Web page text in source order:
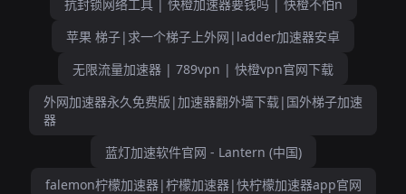
抗封锁网络工具 | 快橙加速器要钱吗 | 快橙不怕n
苹果 梯子|求一个梯子上外网|ladder加速器安卓
无限流量加速器 | 789vpn | 快橙vpn官网下载
外网加速器永久免费版|加速器翻外墙下载|国外梯子加速
器
蓝灯加速软件官网 - Lantern (中国)
falemon柠檬加速器|柠檬加速器|快柠檬加速器app官网